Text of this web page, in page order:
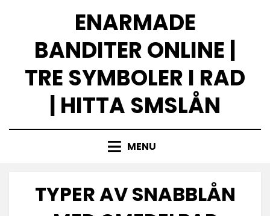
ENARMADE
BANDITER ONLINE |
TRE SYMBOLER I RAD
| HITTA SMSLÅN
MENU
TYPER AV SNABBLÅN